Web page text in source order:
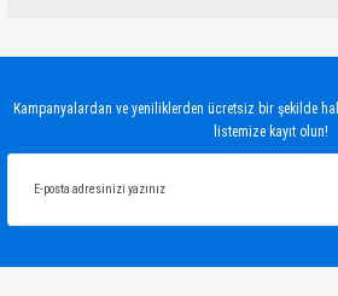
Ürün açıklamasında eksik bilgiler bulunuyor.
Kampanyalardan ve yeniliklerden ücretsiz bir şekilde
listemize kayıt olun!